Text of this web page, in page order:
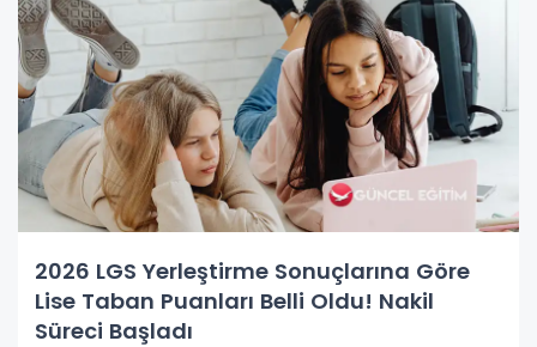
2026 LGS Yerleştirme Sonuçlarına Göre
Lise Taban Puanları Belli Oldu! Nakil
Süreci Başladı